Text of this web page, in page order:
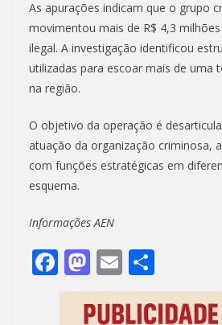
As apurações indicam que o grupo
movimentou mais de R$ 4,3
ilegal. A investigação identificou
utilizadas para escoar mais de uma
na região.
O objetivo da operação é
atuação da organização criminosa,
com funções estratégicas em
esquema.
Informações AEN
F
ac
M
as
to
E
m
ai
h
ar